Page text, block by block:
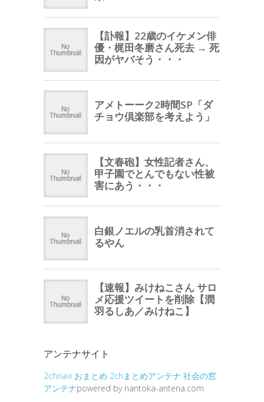
アンテナサイト
2chnavi おまとめ 2chまとめアンテナ 社会の窓
アンテナpowered by nantoka-antena.com